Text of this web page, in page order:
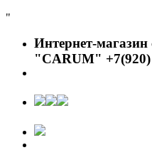
"
Интернет-
"CARUM" +7(920)